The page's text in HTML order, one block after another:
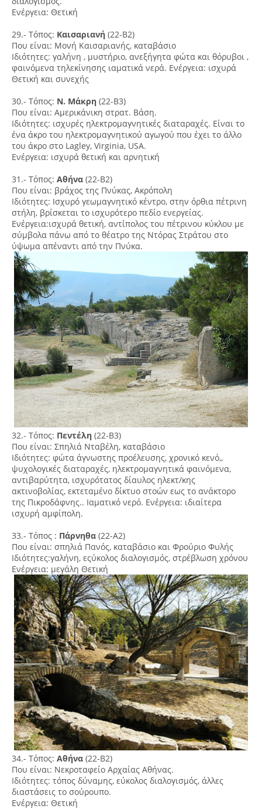
Ενέργεια: Θετική
29.- Τόπος: Καισαριανή (22-Β2)
Που είναι: Μονή Καισαριανής, καταβάσιο
Ιδιότητες: γαλήνη , μυστήριο, ανεξήγητα φώτα και θόρυβοι ,
φαινόμενα τηλεκίνησης ιαματικά νερά. Ενέργεια: ισχυρά
Θετική και συνεχής
30.- Τόπος: Ν. Μάκρη (22-Β3)
Που είναι: Αμερικάνικη στρατ. Βάση.
Ιδιότητες: ισχυρές ηλεκτρομαγνητικές διαταραχές. Είναι το
ένα άκρο του ηλεκτρομαγνητικού αγωγού που έχει το άλλο
του άκρο στο Lagley, Virginia, USA.
Ενέργεια: ισχυρά θετική και αρνητική
31.- Τόπος: Αθήνα (22-Β2)
Που είναι: βράχος της Πνύκας, Ακρόπολη
Ιδιότητες: Ισχυρό γεωμαγνητικό κέντρο, στην όρθια πέτρινη
στήλη, βρίσκεται το ισχυρότερο πεδίο ενεργείας.
Ενέργεια:ισχυρά θετική, αντίπολος του πέτρινου κύκλου με
σύμβολα πάνω από το θέατρο της Ντόρας Στράτου στο
ύψωμα απέναντι από την Πνύκα.
32.- Τόπος: Πεντέλη (22-Β3)
Που είναι: Σπηλιά Νταβέλη, καταβάσιο
Ιδιότητες: φώτα άγνωστης προέλευσης, χρονικό κενό,,
ψυχολογικές διαταραχές, ηλεκτρομαγνητικά φαινόμενα,
αντιβαρύτητα, ισχυρότατος δίαυλος ηλεκτ/κης
ακτινοβολίας, εκτεταμένο δίκτυο στοών εως το ανάκτορο
της Πικροδάφνης.. Ιαματικό νερό. Ενέργεια: ιδιαίτερα
ισχυρή αμφίπολη.
33.- Τόπος : Πάρνηθα (22-Α2)
Που είναι: σπηλιά Πανός, καταβάσιο και Φρούριο Φυλής
Ιδιότητες:γαλήνη, εςύκολος διαλογισμός, στρέβλωση χρόνου
Ενέργεια: μεγάλη Θετική
34.- Τόπος: Αθήνα (22-Β2)
Που είναι: Νεκροταφείο Αρχαίας Αθήνας.
Ιδιότητες: τόπος δύναμης, εύκολος διαλογισμός, άλλες
διαστάσεις το σούρουπο.
Ενέργεια: Θετική